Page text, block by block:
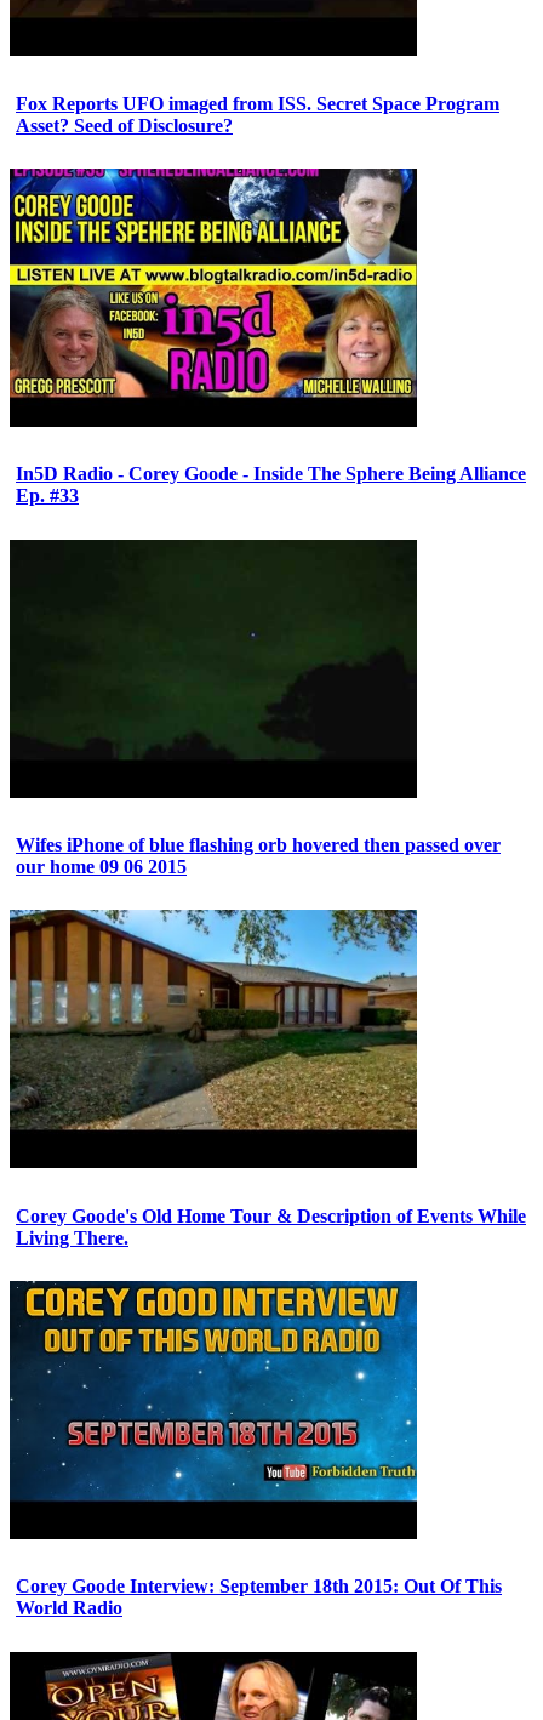
Fox Reports UFO imaged from ISS. Secret Space Program
Asset? Seed of Disclosure?
In5D Radio - Corey Goode - Inside The Sphere Being Alliance
Ep. #33
Wifes iPhone of blue flashing orb hovered then passed over
our home 09 06 2015
Corey Goode's Old Home Tour & Description of Events While
Living There.
Corey Goode Interview: September 18th 2015: Out Of This
World Radio